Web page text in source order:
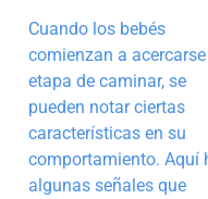
Cuando los bebés
comienzan a
etapa de caminar, se
pueden notar ciertas
características en su
comportamiento. Aquí
algunas señales que